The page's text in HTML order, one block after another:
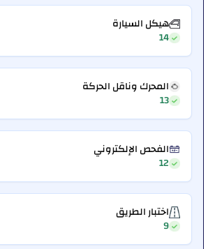
هيكل السيارة
14
المحرك وناقل الحركة
13
الفحص الإلكتروني
12
اختبار الطريق
9